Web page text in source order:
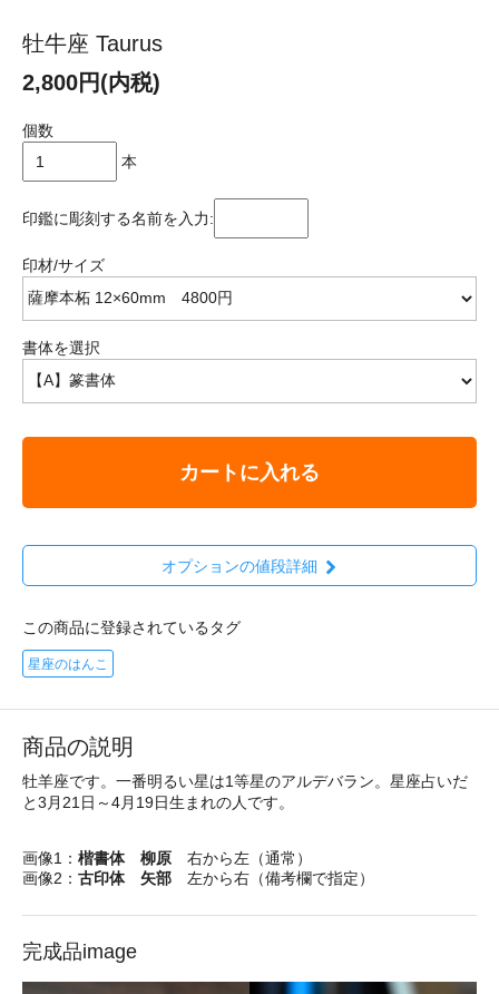
牡牛座 Taurus
2,800円(内税)
個数
本
印鑑に彫刻する名前を入力:
印材/サイズ
書体を選択
カートに入れる
オプションの値段詳細
この商品に登録されているタグ
星座のはんこ
商品の説明
牡羊座です。一番明るい星は1等星のアルデバラン。星座占いだ
と3月21日～4月19日生まれの人です。
画像1： 楷書体 柳原 右から左（通常）
画像2： 古印体 矢部 左から右（備考欄で指定）
完成品image